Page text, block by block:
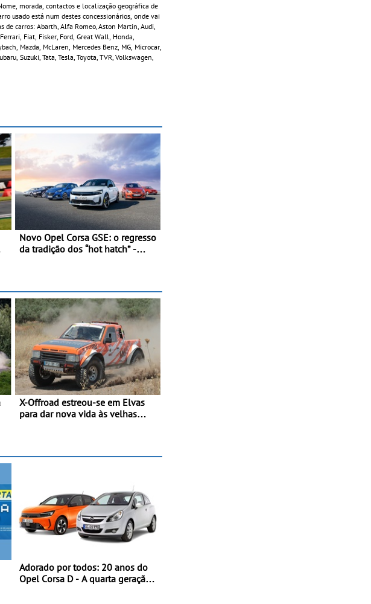
morada, contactos e localização geográfica de
usado está num destes concessionários, onde vai
carros: Abarth, Alfa Romeo, Aston Martin, Audi,
Fiat, Fisker, Ford, Great Wall, Honda,
Mazda, McLaren, Mercedes Benz, MG, Microcar,
Suzuki, Tata, Tesla, Toyota, TVR, Volkswagen,
Novo Opel Corsa GSE: o regresso
da tradição dos “hot hatch” -
X-Offroad estreou-se em Elvas
para dar nova vida às velhas
Alentejo, com viaturas T0, T8 e
Adorado por todos: 20 anos do
Opel Corsa D - A quarta geração